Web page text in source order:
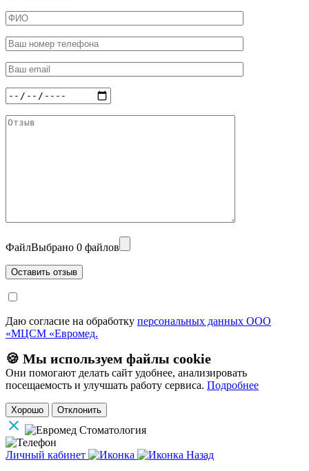
ФайлВыбрано 0 файлов
Даю согласие на обработку персональных данных ООО
«МЦСМ «Евромед.
🍪 Мы используем файлы cookie
Они помогают делать сайт удобнее, анализировать
посещаемость и улучшать работу сервиса. Подробнее
Хорошо Отклонить
Личный кабинет
Назад